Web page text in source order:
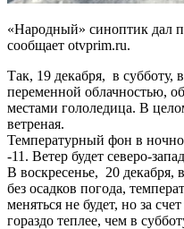
«Народный» синоптик дал
сообщает otvprim.ru.
Так, 19 декабря, в субботу,
переменной облачностью,
местами гололедица. В
ветреная.
Температурный фон в
-11. Ветер будет северо-
В воскресенье, 20 декабря,
без осадков погода,
меняться не будет, но за
гораздо теплее, чем в